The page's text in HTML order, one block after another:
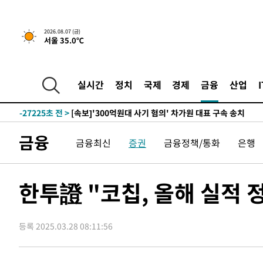
2026.08.07 (금)
서울 35.0℃
실시간 정치 국제 경제 금융 산업
-10311초 전 >[속보] 뉴욕증시, 일제 하락 마감…나스닥 0.06%↓
-31375초 전 >
[속보]종합특검, '관저이전 봐주기 감사' 유병호 구속기소
-27975초 전 >
-27225초 전 > [속보]'300억원대 사기 혐의' 차가원 대표 구속 송치
-24932초 전 >
[속보]경찰·노동부, HL만도 평택사업장 끼임 사망 관련
-24813초 전 >[속보]합수본, '투표율 허위 입력' 중앙·서울·경기도 선
-24364초 전 >[속보]삼성전자·SK하이닉스 동반 강보합…1%대 상승
-24318초 전 >[속보]코스피, 6300선 재탈환…1.09% 오른 6365.07
-21483초 전 >시리아 다마스쿠스 교외에서 미니버스 폭발.. 14명 부상,
금융 금융최신 증권 금융정책/통화 은행
한투證 "코칩, 올해 실적
등록 2025.03.28 08:11:56